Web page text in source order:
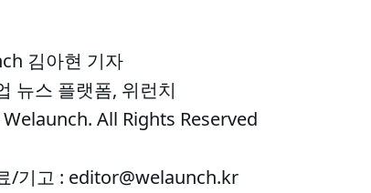
김아현 기자
뉴스 플랫폼, 위런치
All Rights Reserved
/기고 : editor@welaunch.kr